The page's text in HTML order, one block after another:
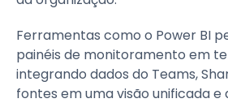
Ferramentas como o Power BI
painéis de monitoramento em
integrando dados do Teams,
fontes em uma visão unificada e